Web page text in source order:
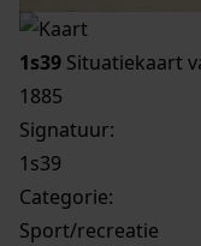
1s39 Situatiekaart
1885
Signatuur:
1s39
Categorie:
Sport/recreatie